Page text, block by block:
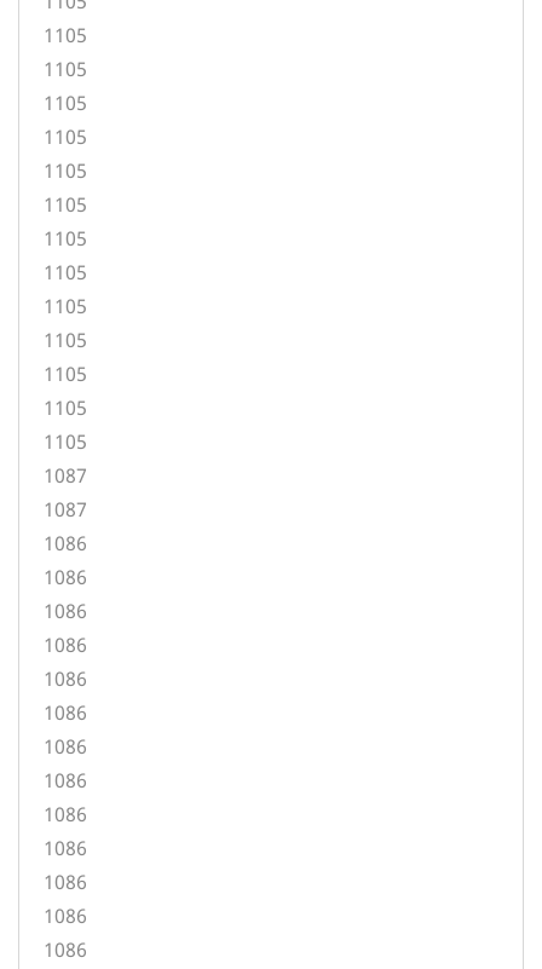
1105
1105
1105
1105
1105
1105
1105
1105
1105
1105
1105
1105
1105
1087
1087
1086
1086
1086
1086
1086
1086
1086
1086
1086
1086
1086
1086
1086